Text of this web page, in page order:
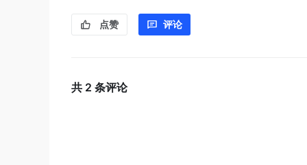
点赞 评论
共 2 条评论